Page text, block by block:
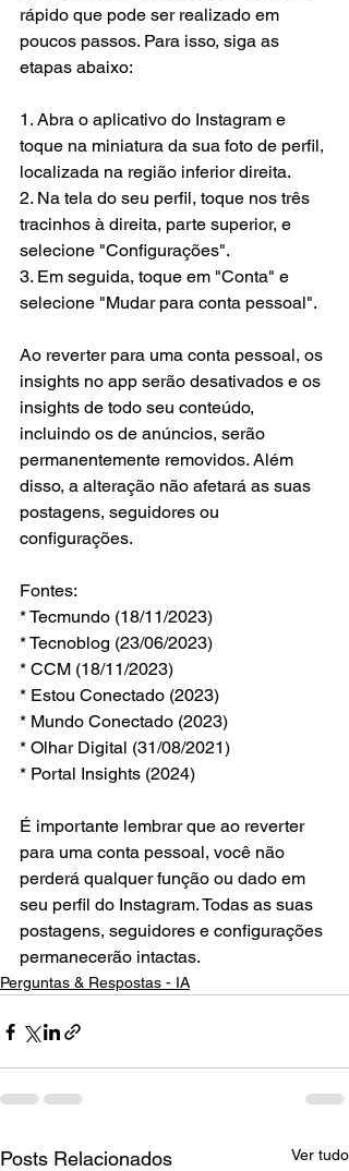
rápido que pode ser realizado em
poucos passos. Para isso, siga as
etapas abaixo:
1. Abra o aplicativo do Instagram e
toque na miniatura da sua foto de perfil,
localizada na região inferior direita.
2. Na tela do seu perfil, toque nos três
tracinhos à direita, parte superior, e
selecione "Configurações".
3. Em seguida, toque em "Conta" e
selecione "Mudar para conta pessoal".
Ao reverter para uma conta pessoal, os
insights no app serão desativados e os
insights de todo seu conteúdo,
incluindo os de anúncios, serão
permanentemente removidos. Além
disso, a alteração não afetará as suas
postagens, seguidores ou
configurações.
Fontes:
* Tecmundo (18/11/2023)
* Tecnoblog (23/06/2023)
* CCM (18/11/2023)
* Estou Conectado (2023)
* Mundo Conectado (2023)
* Olhar Digital (31/08/2021)
* Portal Insights (2024)
É importante lembrar que ao reverter
para uma conta pessoal, você não
perderá qualquer função ou dado em
seu perfil do Instagram. Todas as suas
postagens, seguidores e configurações
permanecerão intactas.
Perguntas & Respostas - IA
Posts Relacionados Ver tudo